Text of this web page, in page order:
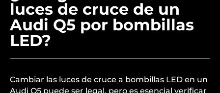
luces de cruce de un
Audi Q5 por bombillas
LED?
Cambiar las luces de cruce a bombillas LED en un
Audi Q5 puede ser legal, pero es esencial verificar